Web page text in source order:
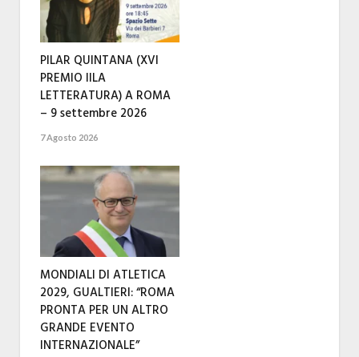
PILAR QUINTANA (XVI
PREMIO IILA
LETTERATURA) A ROMA
– 9 settembre 2026
7 Agosto 2026
MONDIALI DI ATLETICA
2029, GUALTIERI: “ROMA
PRONTA PER UN ALTRO
GRANDE EVENTO
INTERNAZIONALE”